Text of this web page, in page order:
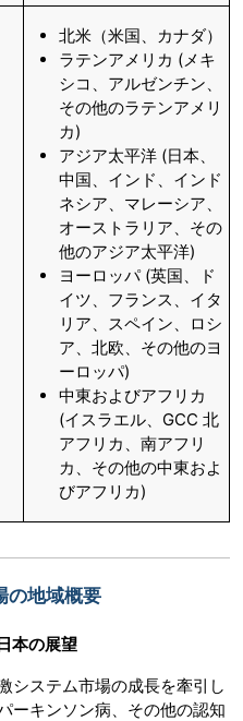
北米（米国、カナダ）
ラテンアメリカ (メキ
シコ、アルゼンチン、
その他のラテンアメリ
カ)
アジア太平洋 (日本、
中国、インド、インド
ネシア、マレーシア、
オーストラリア、その
他のアジア太平洋)
ヨーロッパ (英国、ド
イツ、フランス、イタ
リア、スペイン、ロシ
ア、北欧、その他のヨ
ーロッパ)
中東およびアフリカ
(イスラエル、GCC 北
アフリカ、南アフリ
カ、その他の中東およ
びアフリカ)
の地域概要
本の展望
システム市場の成長を牽引し
ーキンソン病、その他の認知